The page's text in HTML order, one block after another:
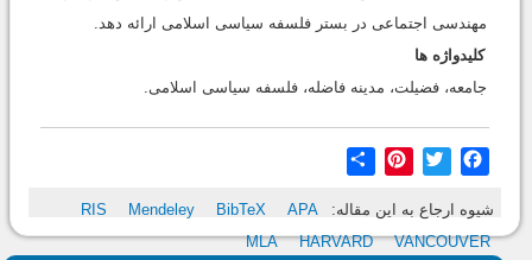
مهندسی اجتماعی در بستر فلسفه سیاسی اسلامی ارائه دهد.
کلیدواژه ها
جامعه، فضیلت، مدینه فاضله، فلسفه سیاسی اسلامی.
Facebook
Twitter
Pinterest
شیوه ارجاع به این مقاله: RIS Mendeley BibTeX
APA
MLA
HARVARD VANCOUVER